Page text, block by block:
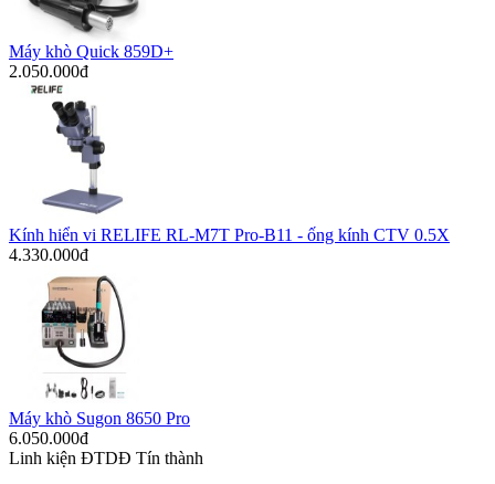
Máy khò Quick 859D+
2.050.000đ
Kính hiển vi RELIFE RL-M7T Pro-B11 - ống kính CTV 0.5X
4.330.000đ
Máy khò Sugon 8650 Pro
6.050.000đ
Linh kiện ĐTDĐ Tín thành